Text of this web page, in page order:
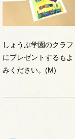
しょうぶ学園のクラ
にプレゼントするも
みください。(M)